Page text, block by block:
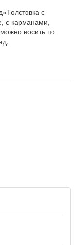
с
с карманами,
носить по